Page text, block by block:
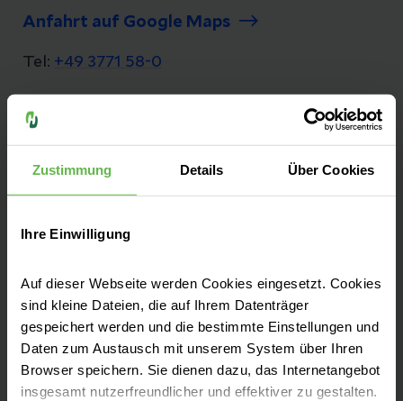
Zustimmung Details Über Cookies
Ihre Einwilligung
Auf dieser Webseite werden Cookies eingesetzt. Cookies
sind kleine Dateien, die auf Ihrem Datenträger
gespeichert werden und die bestimmte Einstellungen und
Daten zum Austausch mit unserem System über Ihren
Browser speichern. Sie dienen dazu, das Internetangebot
insgesamt nutzerfreundlicher und effektiver zu gestalten.
Anfahrt auf Google Maps
Tel: +49 3771 58-0
E-Mail senden
Ihr Schwerpunktversorger im Erzgebirge
Im ehemaligen Stadtkrankenhaus von Aue
vereinen wir Tradition und Geschichte mit
innovativer, hochmoderner Medizin.